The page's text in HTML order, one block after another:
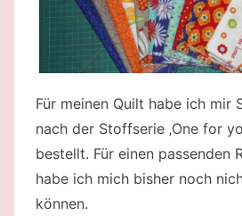
Für meinen Quilt habe ich mir
nach der Stoffserie ‚One for
bestellt. Für einen passenden
habe ich mich bisher noch
können.